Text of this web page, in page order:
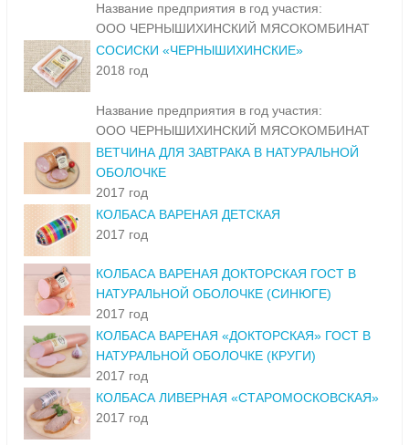
Название предприятия в год участия:
ООО ЧЕРНЫШИХИНСКИЙ МЯСОКОМБИНАТ
СОСИСКИ «ЧЕРНЫШИХИНСКИЕ»
2018 год
Название предприятия в год участия:
ООО ЧЕРНЫШИХИНСКИЙ МЯСОКОМБИНАТ
ВЕТЧИНА ДЛЯ ЗАВТРАКА В НАТУРАЛЬНОЙ
ОБОЛОЧКЕ
2017 год
КОЛБАСА ВАРЕНАЯ ДЕТСКАЯ
2017 год
КОЛБАСА ВАРЕНАЯ ДОКТОРСКАЯ ГОСТ В
НАТУРАЛЬНОЙ ОБОЛОЧКЕ (СИНЮГЕ)
2017 год
КОЛБАСА ВАРЕНАЯ «ДОКТОРСКАЯ» ГОСТ В
НАТУРАЛЬНОЙ ОБОЛОЧКЕ (КРУГИ)
2017 год
КОЛБАСА ЛИВЕРНАЯ «СТАРОМОСКОВСКАЯ»
2017 год